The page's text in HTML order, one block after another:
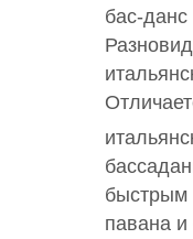
бас-
быстрым
павана и